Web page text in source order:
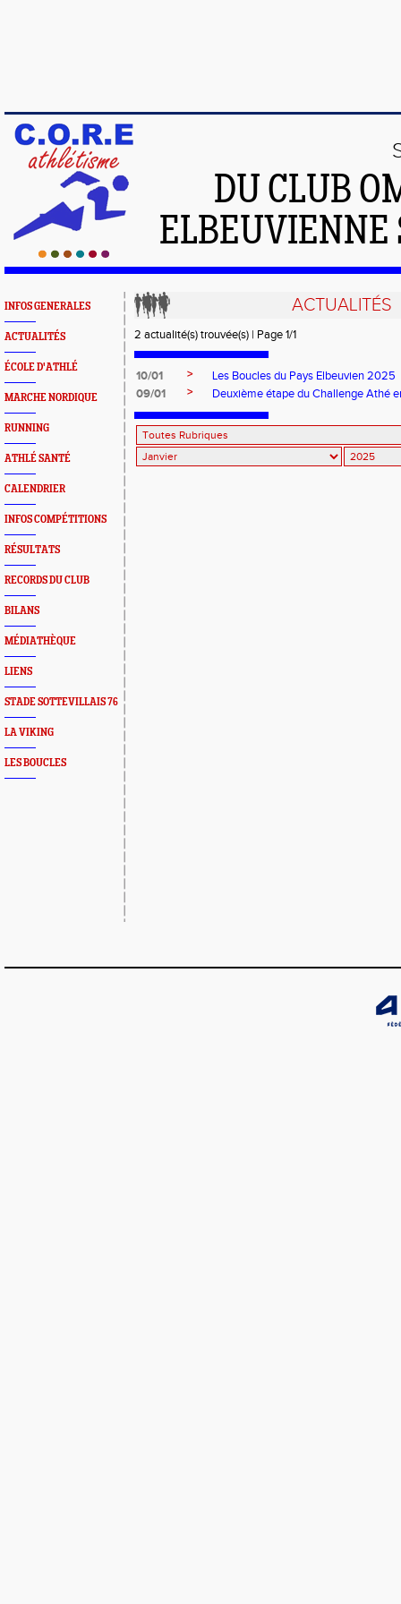
DU CLUB
INFOS GENERALES
ACTUALITÉS
ÉCOLE D'ATHLÉ
MARCHE NORDIQUE
RUNNING
ATHLÉ SANTÉ
CALENDRIER
INFOS COMPÉTITIONS
RÉSULTATS
RECORDS DU CLUB
BILANS
MÉDIATHÈQUE
LIENS
STADE SOTTEVILLAIS 76
LA VIKING
LES BOUCLES
ACTUALITÉS
2 actualité(s) trouvée(s) | Page 1/1
10/01 >
Les Boucles du Pays Elbeuvien 2025
09/01
> Deuxième étape du Challenge Athé